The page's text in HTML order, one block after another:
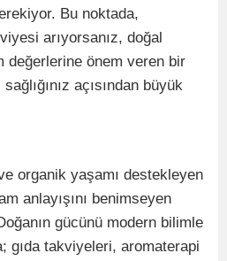
Bu noktada,
arıyorsanız, doğal
değerlerine önem veren bir
açısından büyük
organik yaşamı destekleyen
anlayışını benimseyen
gücünü modern bilimle
gıda takviyeleri, aromaterapi